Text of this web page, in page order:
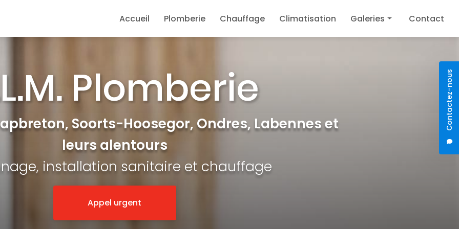
Contactez-nous
Accueil
Plomberie Chauffage Climatisation Galeries Contact
Soorts-Hoosegor, Ondres, Labennes et
leurs alentours
installation sanitaire et chauffage
Appel urgent